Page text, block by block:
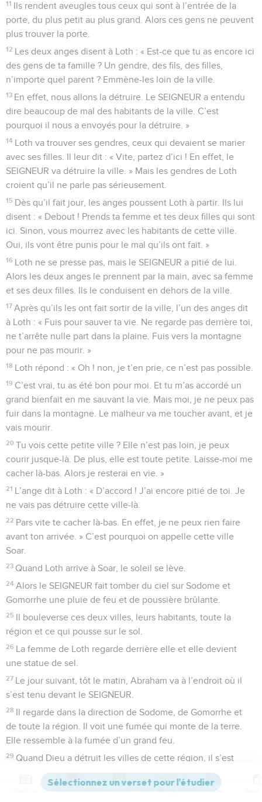
11 Ils rendent aveugles tous ceux qui sont à l’entrée de la
porte, du plus petit au plus grand. Alors ces gens ne peuvent
plus trouver la porte.
12 Les deux anges disent à Loth : « Est-ce que tu as encore ici
des gens de ta famille ? Un gendre, des fils, des filles,
n’importe quel parent ? Emmène-les loin de la ville.
13 En effet, nous allons la détruire. Le SEIGNEUR a entendu
dire beaucoup de mal des habitants de la ville. C’est
pourquoi il nous a envoyés pour la détruire. »
14 Loth va trouver ses gendres, ceux qui devaient se marier
avec ses filles. Il leur dit : « Vite, partez d’ici ! En effet, le
SEIGNEUR va détruire la ville. » Mais les gendres de Loth
croient qu’il ne parle pas sérieusement.
15 Dès qu’il fait jour, les anges poussent Loth à partir. Ils lui
disent : « Debout ! Prends ta femme et tes deux filles qui sont
ici. Sinon, vous mourrez avec les habitants de cette ville.
Oui, ils vont être punis pour le mal qu’ils ont fait. »
16 Loth ne se presse pas, mais le SEIGNEUR a pitié de lui.
Alors les deux anges le prennent par la main, avec sa femme
et ses deux filles. Ils le conduisent en dehors de la ville.
17 Après qu’ils les ont fait sortir de la ville, l’un des anges dit
à Loth : « Fuis pour sauver ta vie. Ne regarde pas derrière toi,
ne t’arrête nulle part dans la plaine. Fuis vers la montagne
pour ne pas mourir. »
18 Loth répond : « Oh ! non, je t’en prie, ce n’est pas possible.
19 C’est vrai, tu as été bon pour moi. Et tu m’as accordé un
grand bienfait en me sauvant la vie. Mais moi, je ne peux pas
fuir dans la montagne. Le malheur va me toucher avant, et je
vais mourir.
20 Tu vois cette petite ville ? Elle n’est pas loin, je peux
courir jusque-là. De plus, elle est toute petite. Laisse-moi me
cacher là-bas. Alors je resterai en vie. »
21 L’ange dit à Loth : « D’accord ! J’ai encore pitié de toi. Je
ne vais pas détruire cette ville-là.
22 Pars vite te cacher là-bas. En effet, je ne peux rien faire
avant ton arrivée. » C’est pourquoi on appelle cette ville
Soar.
23 Quand Loth arrive à Soar, le soleil se lève.
24 Alors le SEIGNEUR fait tomber du ciel sur Sodome et
Gomorrhe une pluie de feu et de poussière brûlante.
25 Il bouleverse ces deux villes, leurs habitants, toute la
région et ce qui pousse sur le sol.
26 La femme de Loth regarde derrière elle et elle devient
une statue de sel.
27 Le jour suivant, tôt le matin, Abraham va à l’endroit où il
s’est tenu devant le SEIGNEUR.
28 Il regarde dans la direction de Sodome, de Gomorrhe et
de toute la région. Il voit une fumée qui monte de la terre.
Elle ressemble à la fumée d’un grand feu.
29 Quand Dieu a détruit les villes de cette région, il s’est
souvenu d’Abraham. Quand Dieu a bouleversé les villes où
Loth avait habité, il a sauvé Loth du malheur.
Versions Commentaires Strong